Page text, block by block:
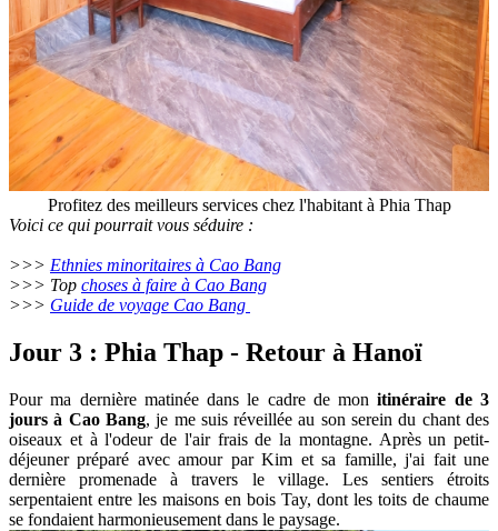
Profitez des meilleurs services chez l'habitant à Phia Thap
Voici ce qui pourrait vous séduire :
>>> Ethnies minoritaires à Cao Bang
>>> Top choses à faire à Cao Bang
>>> Guide de voyage Cao Bang
Jour 3 : Phia Thap - Retour à Hanoï
Pour ma dernière matinée dans le cadre de monitinéraire de 3
jours à Cao Bang, je me suis réveillée au son serein du chant des
oiseaux et à l'odeur de l'air frais de la montagne. Après un petit-
déjeuner préparé avec amour par Kim et sa famille, j'ai fait une
dernière promenade à travers le village. Les sentiers étroits
serpentaient entre les maisons en bois Tay, dont les toits de chaume
se fondaient harmonieusement dans le paysage.